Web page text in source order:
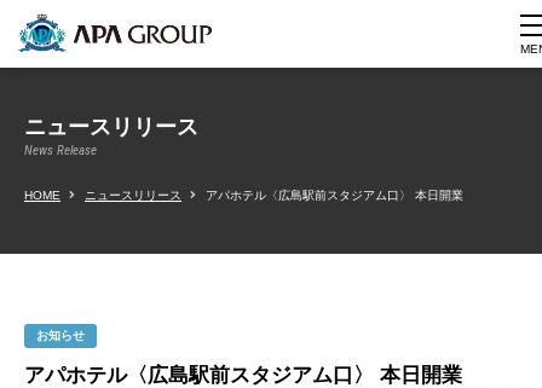
ニュースリリース
News Release
HOME ニュースリリース アパホテル〈広島駅前スタジアム口〉 本日開業
お知らせ
アパホテル〈広島駅前スタジアム口〉 本日開業